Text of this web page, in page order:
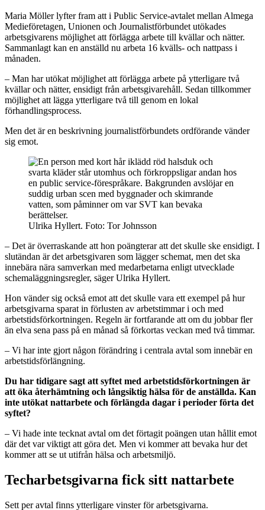
Maria Möller lyfter fram att i Public Service-avtalet mellan Almega
Medieföretagen, Unionen och Journalistförbundet utökades
arbetsgivarens möjlighet att förlägga arbete till kvällar och nätter.
Sammanlagt kan en anställd nu arbeta 16 kvälls- och nattpass i
månaden.
– Man har utökat möjlighet att förlägga arbete på ytterligare två
kvällar och nätter, ensidigt från arbetsgivarehåll. Sedan tillkommer
möjlighet att lägga ytterligare två till genom en lokal
förhandlingsprocess.
Men det är en beskrivning journalistförbundets ordförande vänder
sig emot.
Ulrika Hyllert. Foto: Tor Johnsson
– Det är överraskande att hon poängterar att det skulle ske ensidigt. I
slutändan är det arbetsgivaren som lägger schemat, men det ska
innebära nära samverkan med medarbetarna enligt utvecklade
schemaläggningsregler, säger Ulrika Hyllert.
Hon vänder sig också emot att det skulle vara ett exempel på hur
arbetsgivarna sparat in förlusten av arbetstimmar i och med
arbetstidsförkortningen. Regeln är fortfarande att om du jobbar fler
än elva sena pass på en månad så förkortas veckan med två timmar.
– Vi har inte gjort någon förändring i centrala avtal som innebär en
arbetstidsförlängning.
Du har tidigare sagt att syftet med arbetstidsförkortningen är
att öka återhämtning och långsiktig hälsa för de anställda. Kan
inte utökat nattarbete och förlängda dagar i perioder förta det
syftet?
– Vi hade inte tecknat avtal om det förtagit poängen utan hållit emot
där det var viktigt att göra det. Men vi kommer att bevaka hur det
kommer att se ut utifrån hälsa och arbetsmiljö.
Techarbetsgivarna fick sitt nattarbete
Sett per avtal finns ytterligare vinster för arbetsgivarna.